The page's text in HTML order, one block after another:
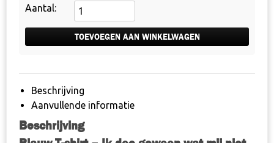
T-
shirt
-
wat
mij
niet
verteld
TOEVOEGEN AAN WINKELWAGEN
Beschrijving
Aanvullende informatie
Beschrijving